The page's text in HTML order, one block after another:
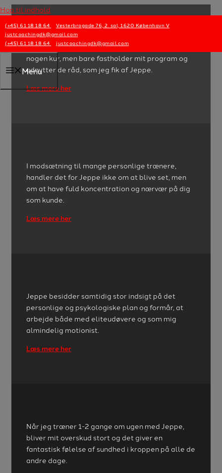
Hop til indhold
(+45) 61 18 18 64
Vesterbrogade 76, 2. sal, 1620 København V
justcoachingdk@gmail.com
(+45) 61 18 18 64
justcoachingdk@gmail.com
Menu
Det bedst af de hele er, at jeg absolut ikke følger
nogen kur, men bare fastholder mit program og
udnytter de råd, som jeg fik af Jeppe.
Læs mere her
I modsætning til mange personlige trænere,
handler det for Jeppe ikke om at blive set, men
om at have fuld koncentration og nærvær på dig
som kunde.
Læs mere her
Jeppe besidder samtidig stor indsigt på det
personlige og psykologiske plan og formår, at
arbejde både med eliteudøvere og som mig
almindelig motionist.
Læs mere her
Når jeg træner 1-2 gange om ugen med Jeppe,
bliver mit overskud stort og det giver en
fantastisk følelse af sundhed i kroppen på alle de
andre dage.